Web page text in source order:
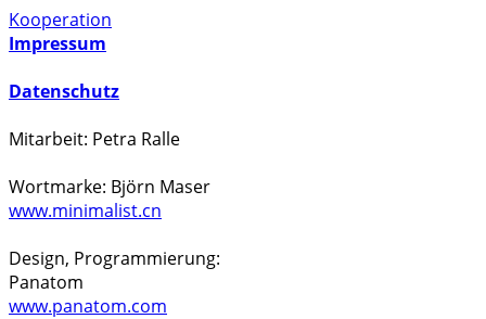
Kooperation
Impressum
Datenschutz
Mitarbeit: Petra Ralle
Wortmarke: Björn Maser
www.minimalist.cn
Design, Programmierung:
Panatom
www.panatom.com